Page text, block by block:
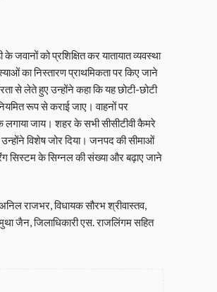
जवानों को प्रशिक्षित कर यातायात व्यवस्था
का निस्तारण प्राथमिकता पर किए जाने
से लेते हुए उन्होंने कहा कि यह छोटी-छोटी
रूप से कराई जाए। वाहनों पर
लगाया जाय। शहर के सभी सीसीटीवी कैमरे
विशेष जोर दिया। जनपद की सीमाओं
सिस्टम के सिग्नल की संख्या और बढ़ाए जाने
राजभर, विधायक सौरभ श्रीवास्तव,
जैन, जिलाधिकारी एस. राजलिंगम सहित